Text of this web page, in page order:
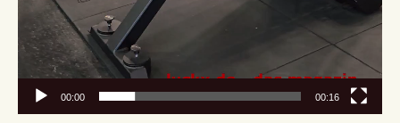
00:00 00:16